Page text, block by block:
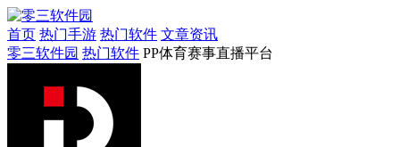
首页 热门手游 热门软件 文章资讯
零三软件园 热门软件 PP体育赛事直播平台